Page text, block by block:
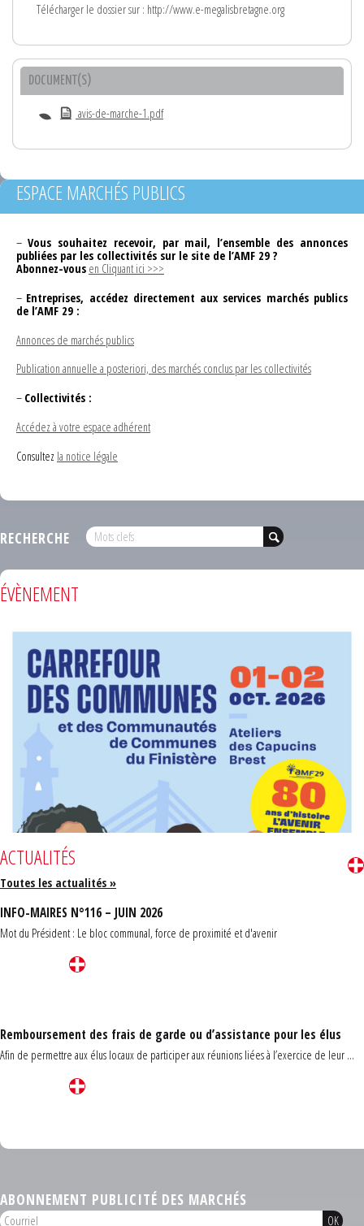
Télécharger le dossier sur : http://www.e-megalisbretagne.org
DOCUMENT(S)
avis-de-marche-1.pdf
ESPACE MARCHÉS PUBLICS
– Vous souhaitez recevoir, par mail, l’ensemble des annonces
publiées par les collectivités sur le site de l’AMF 29 ?
Abonnez-vous en Cliquant ici >>>
– Entreprises, accédez directement aux services marchés publics
de l’AMF 29 :
Annonces de marchés publics
Publication annuelle a posteriori, des marchés conclus par les collectivités
– Collectivités :
Accédez à votre espace adhérent
Consultez la notice légale
RECHERCHE
ÉVÈNEMENT
ACTUALITÉS
Toutes les actualités »
INFO-MAIRES N°116 – JUIN 2026
Mot du Président : Le bloc communal, force de proximité et d'avenir
Remboursement des frais de garde ou d’assistance pour les élus
Afin de permettre aux élus locaux de participer aux réunions liées à l’exercice de leur ...
ABONNEMENT PUBLICITÉ DES MARCHÉS